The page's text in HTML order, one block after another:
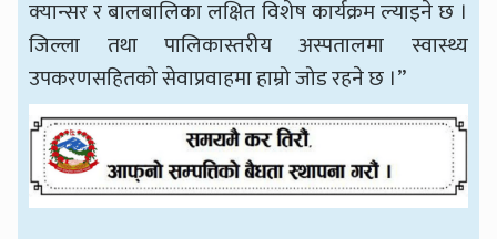
क्यान्सर र बालबालिका लक्षित विशेष कार्यक्रम ल्याइने छ ।
जिल्ला तथा पालिकास्तरीय अस्पतालमा स्वास्थ्य
उपकरणसहितको सेवाप्रवाहमा हाम्रो जोड रहने छ ।”